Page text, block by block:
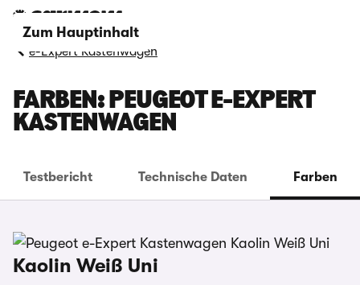
Zum Hauptinhalt
e-Expert Kastenwagen
FARBEN: PEUGEOT E-EXPERT
KASTENWAGEN
Testbericht Technische Daten Farben
Kaolin Weiß Uni